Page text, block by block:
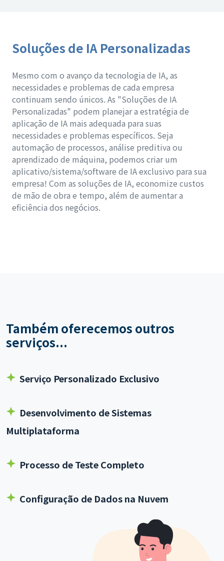
Soluções de IA Personalizadas
Mesmo com o avanço da tecnologia de IA, as
necessidades e problemas de cada empresa
continuam sendo únicos. As "Soluções de IA
Personalizadas" podem planejar a estratégia de
aplicação de IA mais adequada para suas
necessidades e problemas específicos. Seja
automação de processos, análise preditiva ou
aprendizado de máquina, podemos criar um
aplicativo/sistema/software de IA exclusivo para sua
empresa! Com as soluções de IA, economize custos
de mão de obra e tempo, além de aumentar a
eficiência dos negócios.
Também oferecemos outros
serviços...
Serviço Personalizado Exclusivo
Desenvolvimento de Sistemas
Multiplataforma
Processo de Teste Completo
Configuração de Dados na Nuvem